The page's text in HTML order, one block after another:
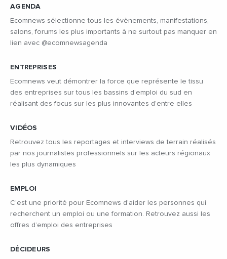
AGENDA
Ecomnews sélectionne tous les évènements, manifestations,
salons, forums les plus importants à ne surtout pas manquer en
lien avec @ecomnewsagenda
ENTREPRISES
Ecomnews veut démontrer la force que représente le tissu
des entreprises sur tous les bassins d’emploi du sud en
réalisant des focus sur les plus innovantes d’entre elles
VIDÉOS
Retrouvez tous les reportages et interviews de terrain réalisés
par nos journalistes professionnels sur les acteurs régionaux
les plus dynamiques
EMPLOI
C’est une priorité pour Ecomnews d’aider les personnes qui
recherchent un emploi ou une formation. Retrouvez aussi les
offres d’emploi des entreprises
DÉCIDEURS